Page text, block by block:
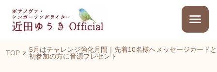
TOP
5月はチャレンジ強化月間｜先着10名様へメッセージカードと
初参加の方に音源プレゼント